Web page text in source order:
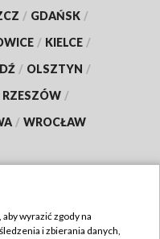
/ GDAŃSK /
/ KIELCE /
/ OLSZTYN /
RZESZÓW /
/ WROCŁAW
wyrazić zgody na
i zbierania danych,